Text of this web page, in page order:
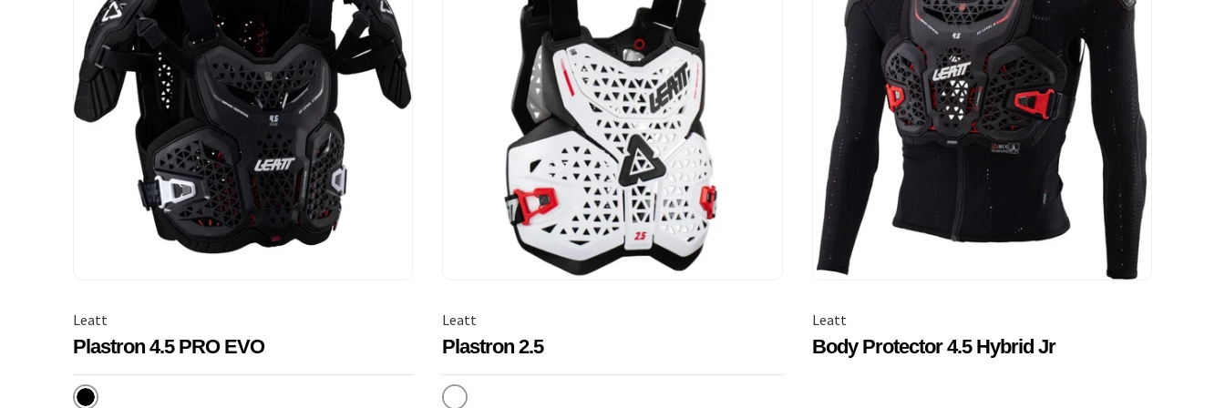
Leatt
Plastron 4.5 PRO EVO
Leatt
Plastron 2.5
Leatt
Body Protector 4.5 Hybrid Jr